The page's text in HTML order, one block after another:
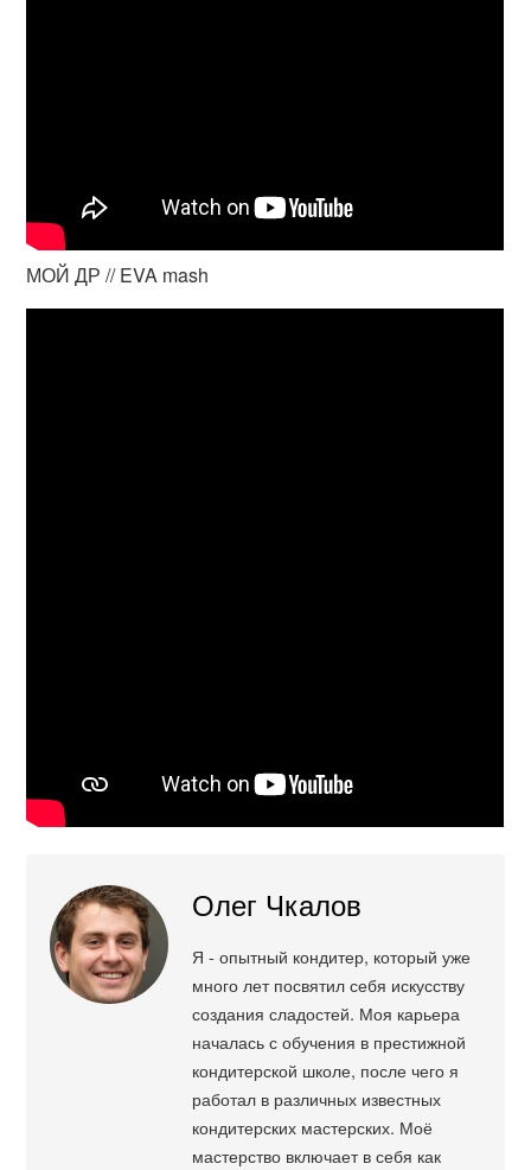
МОЙ ДР // EVA mash
Олег Чкалов
Я - опытный кондитер, который уже
много лет посвятил себя искусству
создания сладостей. Моя карьера
началась с обучения в престижной
кондитерской школе, после чего я
работал в различных известных
кондитерских мастерских. Моё
мастерство включает в себя как